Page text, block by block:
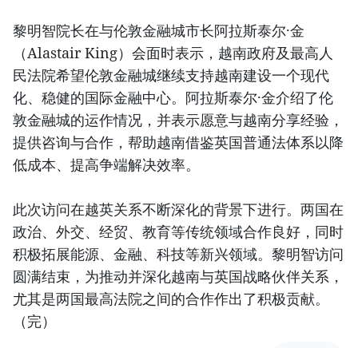
黎明智院长在与伦敦金融城市长阿拉斯泰尔·金
（Alastair King）会面时表示，越南政府及最高人
民法院希望伦敦金融城继续支持越南建设一个现代
化、稳健的国际金融中心。阿拉斯泰尔·金介绍了伦
敦金融城的运作情况，并表示愿意与越南分享经验，
提供咨询与合作，帮助越南借鉴英国普通法体系以降
低成本、提高争端解决效率。
此次访问在越英关系不断深化的背景下进行。两国在
政治、外交、经贸、教育等传统领域合作良好，同时
积极拓展能源、金融、科技等新兴领域。黎明智访问
圆满结束，为推动并深化越南与英国战略伙伴关系，
尤其是两国最高法院之间的合作作出了积极贡献。
（完）